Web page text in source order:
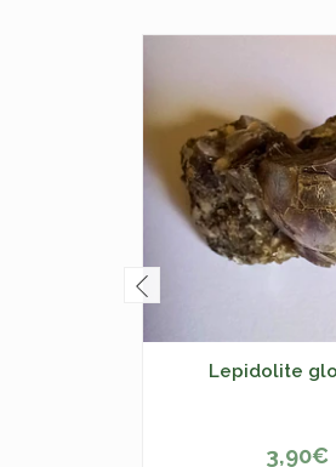
Lepidolite
3,90€